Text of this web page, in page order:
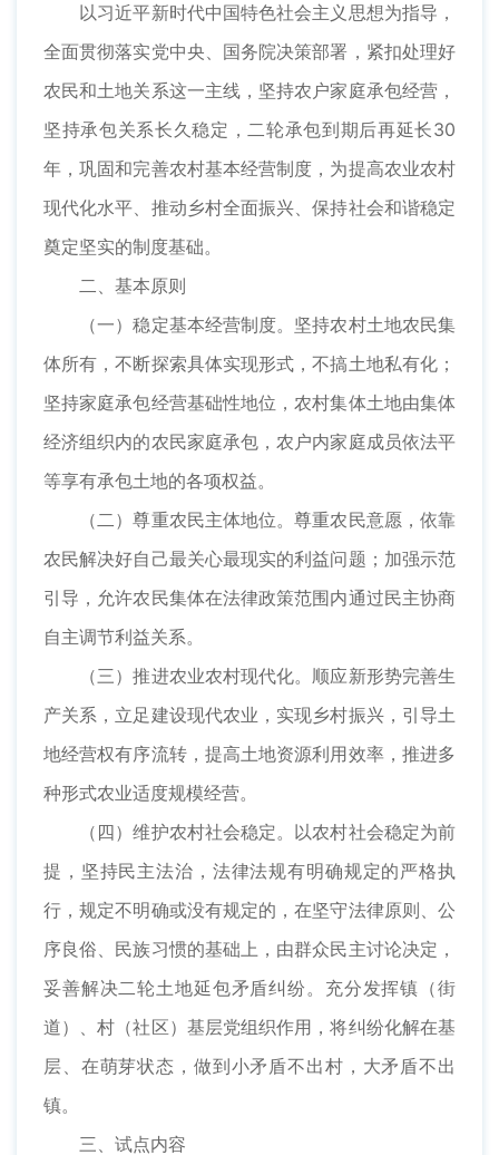
以习近平新时代中国特色社会主义思想为指导，
全面贯彻落实党中央、国务院决策部署，紧扣处理好
农民和土地关系这一主线，坚持农户家庭承包经营，
坚持承包关系长久稳定，二轮承包到期后再延长30
年，巩固和完善农村基本经营制度，为提高农业农村
现代化水平、推动乡村全面振兴、保持社会和谐稳定
奠定坚实的制度基础。
二、基本原则
（一）稳定基本经营制度。坚持农村土地农民集
体所有，不断探索具体实现形式，不搞土地私有化；
坚持家庭承包经营基础性地位，农村集体土地由集体
经济组织内的农民家庭承包，农户内家庭成员依法平
等享有承包土地的各项权益。
（二）尊重农民主体地位。尊重农民意愿，依靠
农民解决好自己最关心最现实的利益问题；加强示范
引导，允许农民集体在法律政策范围内通过民主协商
自主调节利益关系。
（三）推进农业农村现代化。顺应新形势完善生
产关系，立足建设现代农业，实现乡村振兴，引导土
地经营权有序流转，提高土地资源利用效率，推进多
种形式农业适度规模经营。
（四）维护农村社会稳定。以农村社会稳定为前
提，坚持民主法治，法律法规有明确规定的严格执
行，规定不明确或没有规定的，在坚守法律原则、公
序良俗、民族习惯的基础上，由群众民主讨论决定，
妥善解决二轮土地延包矛盾纠纷。充分发挥镇（街
道）、村（社区）基层党组织作用，将纠纷化解在基
层、在萌芽状态，做到小矛盾不出村，大矛盾不出
镇。
三、试点内容